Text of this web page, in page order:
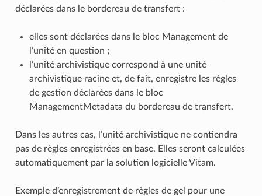
déclarées dans le bordereau de transfert :
elles sont déclarées dans le bloc Management de
l’unité en question ;
l’unité archivistique correspond à une unité
archivistique racine et, de fait, enregistre les règles
de gestion déclarées dans le bloc
ManagementMetadata du bordereau de transfert.
Dans les autres cas, l’unité archivistique ne contiendra
pas de règles enregistrées en base. Elles seront calculées
automatiquement par la solution logicielle Vitam.
Exemple d’enregistrement de règles de gel pour une